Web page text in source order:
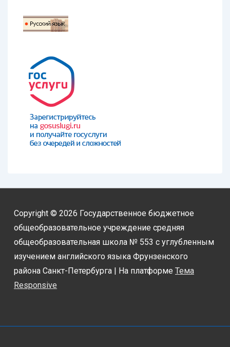
Copyright © 2026 Государственное бюджетное
общеобразовательное учреждение средняя
общеобразовательная школа № 553 с углубленным
изучением английского языка Фрунзенского
района Санкт-Петербурга | На платформе Тема
Responsive